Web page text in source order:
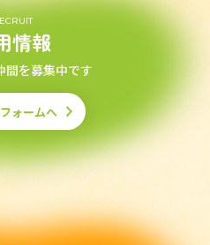
情報
間を募集中です
ォームへ